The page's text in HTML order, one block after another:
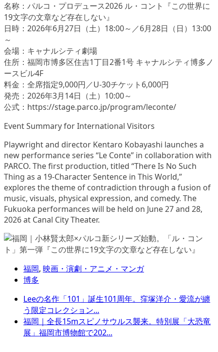
名称：パルコ・プロデュース2026 ル・コント『この世界に
19文字の文章など存在しない』
日時：2026年6月27日（土）18:00～／6月28日（日）13:00
～
会場：キャナルシティ劇場
住所：福岡市博多区住吉1丁目2番1号 キャナルシティ博多ノ
ースビル4F
料金：全席指定9,000円／U-30チケット6,000円
発売：2026年3月14日（土）10:00～
公式：https://stage.parco.jp/program/leconte/
Event Summary for International Visitors
Playwright and director Kentaro Kobayashi launches a
new performance series “Le Conte” in collaboration with
PARCO. The first production, titled “There Is No Such
Thing as a 19-Character Sentence in This World,”
explores the theme of contradiction through a fusion of
music, visuals, physical expression, and comedy. The
Fukuoka performances will be held on June 27 and 28,
2026 at Canal City Theater.
福岡, 映画・演劇・アニメ・マンガ
博多
Leeの名作「101」誕生101周年。窪塚洋介・愛流が纏
う限定コレクション...
福岡｜全長15mスピノサウルス襲来。特別展「大恐竜
展」福岡市博物館で202...